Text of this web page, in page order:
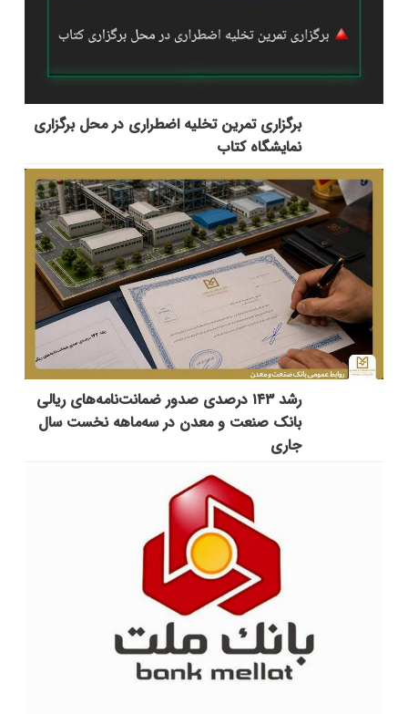
برگزاری تمرین تخلیه اضطراری در محل برگزاری
نمایشگاه کتاب
رشد ۱۴۳ درصدی صدور ضمانت‌نامه‌های ریالی
بانک صنعت و معدن در سه‌ماهه نخست سال
جاری